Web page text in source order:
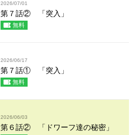
2026/07/01
第７話② 「突入」
無料
2026/06/17
第７話① 「突入」
無料
2026/06/03
第６話② 「ドワーフ達の秘密」